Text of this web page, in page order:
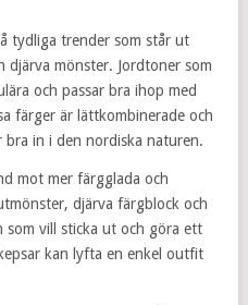
tydliga trender som står ut
djärva mönster. Jordtoner som
och passar bra ihop med
färger är lättkombinerade och
bra in i den nordiska naturen.
mot mer färgglada och
djärva färgblock och
vill sticka ut och göra ett
kan lyfta en enkel outfit